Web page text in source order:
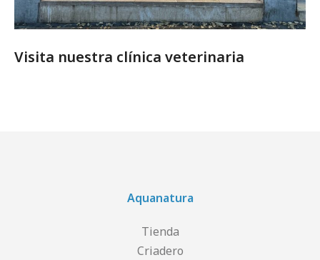
Visita nuestra clínica veterinaria
Aquanatura
Tienda
Criadero